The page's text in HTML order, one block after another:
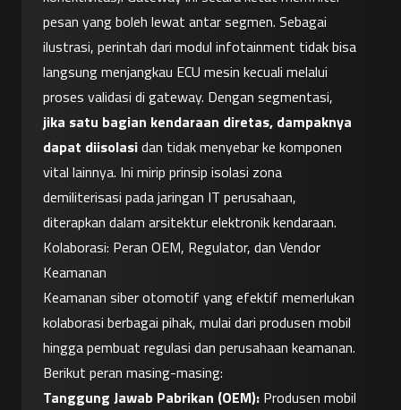
pesan yang boleh lewat antar segmen. Sebagai
ilustrasi, perintah dari modul infotainment tidak bisa
langsung menjangkau ECU mesin kecuali melalui
jika satu bagian kendaraan diretas, dampaknya
dapat diisolasi dan tidak menyebar ke komponen
vital lainnya. Ini mirip prinsip isolasi zona
demiliterisasi pada jaringan IT perusahaan,
diterapkan dalam arsitektur elektronik kendaraan.
Kolaborasi: Peran OEM, Regulator, dan Vendor
Keamanan
Keamanan siber otomotif yang efektif memerlukan
kolaborasi berbagai pihak, mulai dari produsen mobil
hingga pembuat regulasi dan perusahaan keamanan.
Berikut peran masing-masing:
Tanggung Jawab Pabrikan (OEM): Produsen mobil